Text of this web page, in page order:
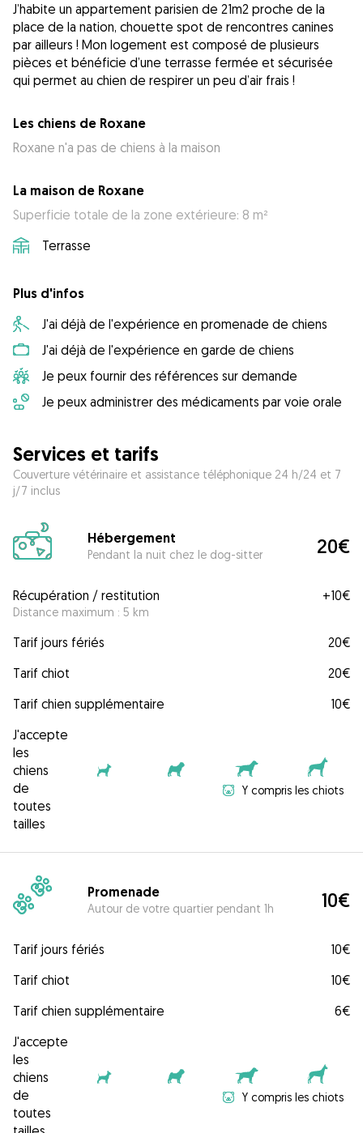
J’habite un appartement parisien de 21m2 proche de la
place de la nation, chouette spot de rencontres canines
par ailleurs ! Mon logement est composé de plusieurs
pièces et bénéficie d’une terrasse fermée et sécurisée
qui permet au chien de respirer un peu d’air frais !
Les chiens de Roxane
Roxane n'a pas de chiens à la maison
La maison de Roxane
Superficie totale de la zone extérieure: 8 m²
Terrasse
Plus d'infos
J'ai déjà de l'expérience en promenade de chiens
J'ai déjà de l'expérience en garde de chiens
Je peux fournir des références sur demande
Je peux administrer des médicaments par voie orale
Services et tarifs
Couverture vétérinaire et assistance téléphonique 24 h/24 et 7
j/7 inclus
Hébergement
Pendant la nuit chez le dog-sitter 20€
Récupération / restitution
Distance maximum : 5 km
+10€
Tarif jours fériés
20€
Tarif chiot
20€
Tarif chien supplémentaire
10€
J'accepte
les
chiens
de
toutes
tailles
Y compris les chiots
Promenade
Autour de votre quartier pendant 1h 10€
Tarif jours fériés
10€
Tarif chiot
10€
Tarif chien supplémentaire
6€
J'accepte
les
chiens
de
toutes
Y compris les chiots